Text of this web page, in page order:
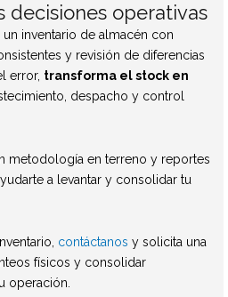
decisiones operativas
inventario de almacén con
y revisión de diferencias
error, transforma el stock en
despacho y control
metodología en terreno y reportes
a levantar y consolidar tu
contáctanos y solicita una
físicos y consolidar
operación.